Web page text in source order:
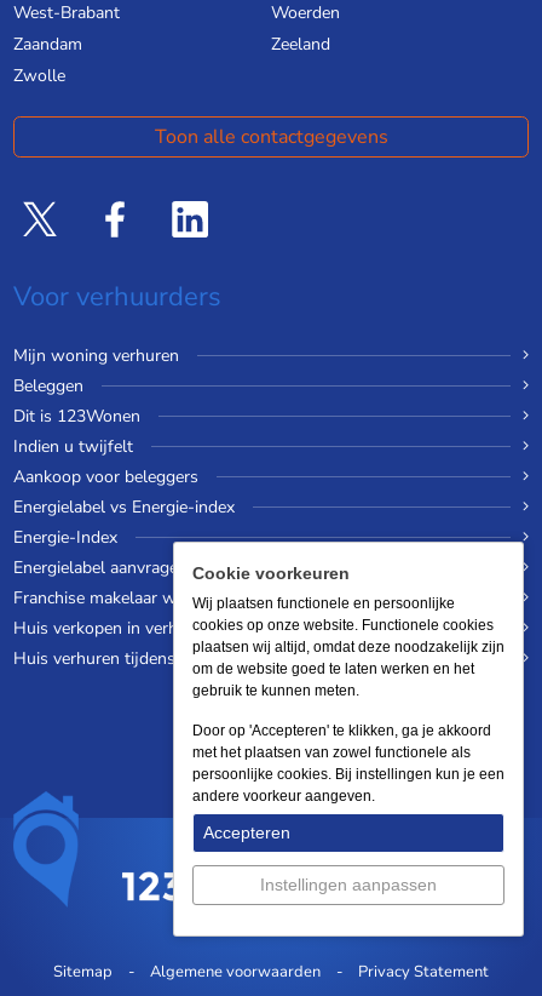
West-Brabant
Woerden
Zaandam
Zeeland
Zwolle
Toon alle contactgegevens
Voor verhuurders
Mijn woning verhuren
Beleggen
Dit is 123Wonen
Indien u twijfelt
Aankoop voor beleggers
Energielabel vs Energie-index
Energie-Index
Energielabel aanvragen
Franchise makelaar worden
Huis verkopen in verhuurde staat
Huis verhuren tijdens een wereldreis
Sitemap Algemene voorwaarden Privacy Statement
Cookie voorkeuren
Wij plaatsen functionele en persoonlijke
cookies op onze website. Functionele cookies
plaatsen wij altijd, omdat deze noodzakelijk zijn
om de website goed te laten werken en het
gebruik te kunnen meten.
Door op 'Accepteren' te klikken, ga je akkoord
met het plaatsen van zowel functionele als
persoonlijke cookies. Bij instellingen kun je een
andere voorkeur aangeven.
Accepteren
Instellingen aanpassen